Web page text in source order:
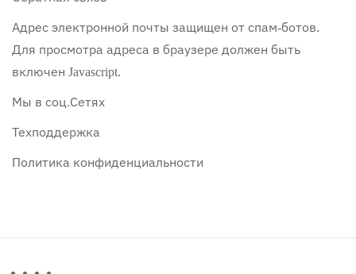
Адрес электронной почты защищен от спам-ботов.
Для просмотра адреса в браузере должен быть
включен Javascript.
Мы в соц.Сетях
Техподдержка
Политика конфиденциальности